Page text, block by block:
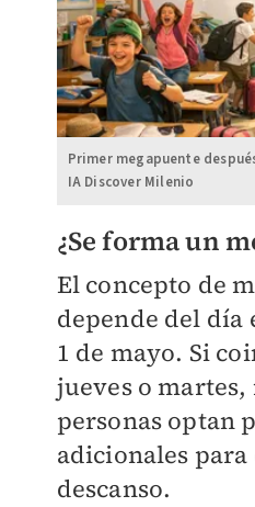
Primer megapuente
IA Discover Milenio
¿Se forma un
El concepto de
depende del día
1 de mayo. Si
jueves o martes,
personas optan
adicionales
descanso.